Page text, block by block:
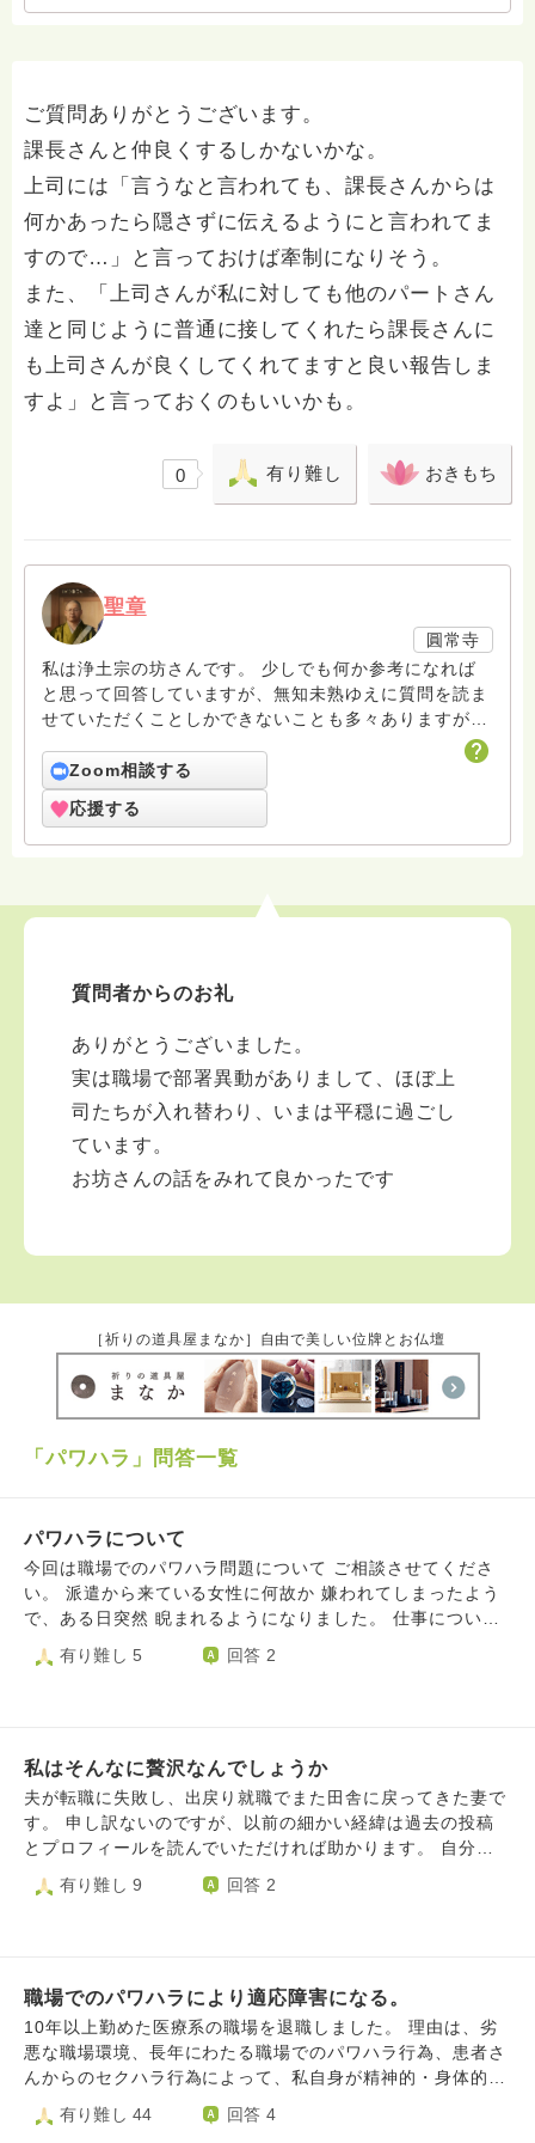
ご質問ありがとうございます。
課長さんと仲良くするしかないかな。
上司には「言うなと言われても、課長さんからは
何かあったら隠さずに伝えるようにと言われてま
すので…」と言っておけば牽制になりそう。
また、「上司さんが私に対しても他のパートさん
達と同じように普通に接してくれたら課長さんに
も上司さんが良くしてくれてますと良い報告しま
すよ」と言っておくのもいいかも。
0 有り難し おきもち
聖章
圓常寺
私は浄土宗の坊さんです。 少しでも何か参考になれば
と思って回答していますが、無知未熟ゆえに質問を読ま
せていただくことしかできないことも多々ありますがお
許しください。 回答は私個人の意見や解釈もあり、場
合によっては浄土宗の教義とは少し異なることもあると
いうことをご了承ください。 また、寺の紹介ページに
電話相談についても紹介していますのでどなたでも気兼
ねなくご利用ください。 ハスノハのお坊さんがもっと
Zoom相談する
応援する
質問者からのお礼
ありがとうございました。
実は職場で部署異動がありまして、ほぼ上
司たちが入れ替わり、いまは平穏に過ごし
ています。
お坊さんの話をみれて良かったです
［祈りの道具屋まなか］自由で美しい位牌とお仏壇
「パワハラ」問答一覧
パワハラについて
今回は職場でのパワハラ問題について ご相談させてくださ
い。 派遣から来ている女性に何故か 嫌われてしまったよう
で、ある日突然 睨まれるようになりました。 仕事について
話しがしたくても無視され 伝達ができないため別の派遣の
方に 伝えてもらうようお願いしていました。 それが突然、
伝達してくれるようお願いしていた 複数人からも訴えられ
辛かったと 訴えがあったようです。 納得はしませんでした
が念書を書けば これ以上の処分はしないとのことで 終わり
にできるならとサインしました。 1人は比較的仲良くしてい
くなり私から話しかけることは しなかったのですが、今度
ると勘違いするよね？と言われました。 しかし私からパワ
ハラを受けていると 事実無根の訴えをされたのにも関わら
ず 以前のように仲良く話しできない私が 悪かったのでしょ
うか？ 私は何も悪いことをしていないのに 処分をされるか
たくありません。 私はどうしたら良かったのでしょうか
有り難し 5 回答 2
私はそんなに贅沢なんでしょうか
夫が転職に失敗し、出戻り就職でまた田舎に戻ってきた妻で
す。 申し訳ないのですが、以前の細かい経緯は過去の投稿
とプロフィールを読んでいただければ助かります。 自分の
人生に希望が持てません。 頑張れば良くなると思うことが
できません。 夫が横にいるだけで幸せ、とは思えません。
んな店で出禁になるつもりか"と言われましたが、私として
も大元が同じ企業ならば別業態の店舗でも働きたくないと思
ってます。 しかし、そうなると田舎ですからほとんど選択
肢が無くなってしまいます。 昨年1件面接に行きましたが、
事なのだから店優先は当然と言う姿勢が見えていました。
有り難し 9 回答 2
職場でのパワハラにより適応障害になる。
10年以上勤めた医療系の職場を退職しました。 理由は、劣
悪な職場環境、長年にわたる職場でのパワハラ行為、患者さ
んからのセクハラ行為によって、私自身が精神的・身体的に
限界を迎え、適応障害を発症してしまったためです。 私の
職場では、パワハラ・セクハラ・理不尽な扱いが日常的にあ
有り難し 44 回答 4